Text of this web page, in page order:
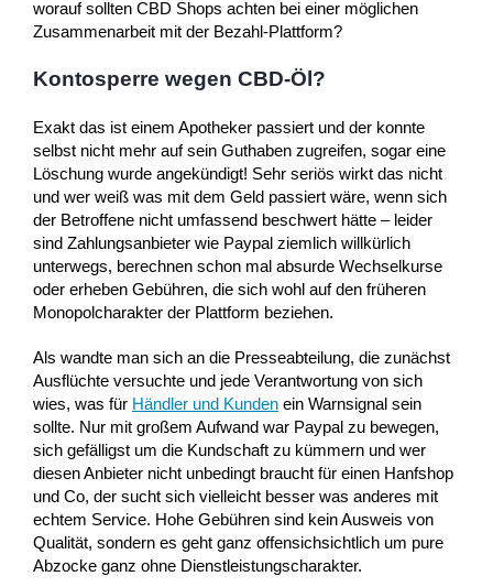
worauf sollten CBD Shops achten bei einer möglichen
Zusammenarbeit mit der Bezahl-Plattform?
Kontosperre wegen CBD-Öl?
Exakt das ist einem Apotheker passiert und der konnte
selbst nicht mehr auf sein Guthaben zugreifen, sogar eine
Löschung wurde angekündigt! Sehr seriös wirkt das nicht
und wer weiß was mit dem Geld passiert wäre, wenn sich
der Betroffene nicht umfassend beschwert hätte – leider
sind Zahlungsanbieter wie Paypal ziemlich willkürlich
unterwegs, berechnen schon mal absurde Wechselkurse
oder erheben Gebühren, die sich wohl auf den früheren
Monopolcharakter der Plattform beziehen.
Als wandte man sich an die Presseabteilung, die zunächst
Ausflüchte versuchte und jede Verantwortung von sich
wies, was für Händler und Kunden ein Warnsignal sein
sollte. Nur mit großem Aufwand war Paypal zu bewegen,
sich gefälligst um die Kundschaft zu kümmern und wer
diesen Anbieter nicht unbedingt braucht für einen Hanfshop
und Co, der sucht sich vielleicht besser was anderes mit
echtem Service. Hohe Gebühren sind kein Ausweis von
Qualität, sondern es geht ganz offensichsichtlich um pure
Abzocke ganz ohne Dienstleistungscharakter.